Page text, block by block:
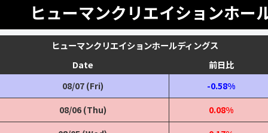
ヒューマンクリエイションホー
ヒューマンクリエイションホールディングス
Date
前日比
08/07 (Fri)
-0.58%
08/06 (Thu)
0.08%